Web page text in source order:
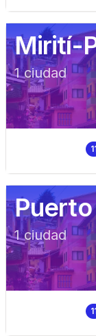
Mirití-
1ciudad
1ciudad